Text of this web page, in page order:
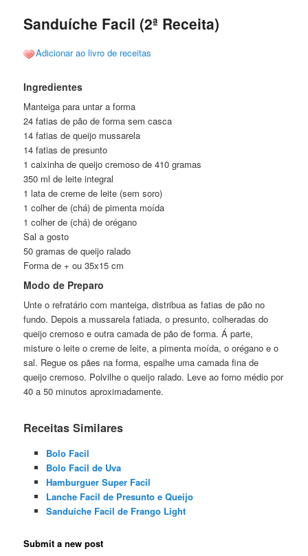
Sanduíche Facil (2ª Receita)
Adicionar ao livro de receitas
Ingredientes
Manteiga para untar a forma
24 fatias de pão de forma sem casca
14 fatias de queijo mussarela
14 fatias de presunto
1 caixinha de queijo cremoso de 410 gramas
350 ml de leite integral
1 lata de creme de leite (sem soro)
1 colher de (chá) de pimenta moída
1 colher de (chá) de orégano
Sal a gosto
50 gramas de queijo ralado
Forma de + ou 35x15 cm
Modo de Preparo
Unte o refratário com manteiga, distribua as fatias de pão no
fundo. Depois a mussarela fatiada, o presunto, colheradas do
queijo cremoso e outra camada de pão de forma. Á parte,
misture o leite o creme de leite, a pimenta moída, o orégano e o
sal. Regue os pães na forma, espalhe uma camada fina de
queijo cremoso. Polvilhe o queijo ralado. Leve ao forno médio por
40 a 50 minutos aproximadamente.
Receitas Similares
Bolo Facil
Bolo Facil de Uva
Hamburguer Super Facil
Lanche Facil de Presunto e Queijo
Sanduíche Facil de Frango Light
Submit a new post